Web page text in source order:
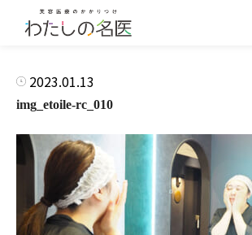
2023.01.13
img_etoile-rc_010